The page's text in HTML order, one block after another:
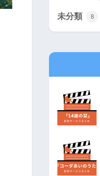
未分類 8